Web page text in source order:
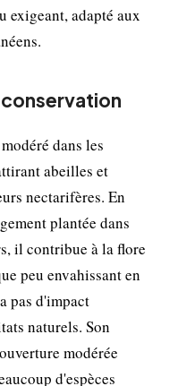
exigeant, adapté aux
dans les
abeilles et
nectarifères. En
plantée dans
il contribue à la flore
peu envahissant en
pas d'impact
naturels. Son
modérée
d'espèces